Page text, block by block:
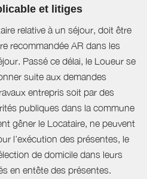
et litiges
relative à un séjour, doit être
recommandée AR dans les
Passé ce délai, le Loueur se
suite aux demandes
entrepris soit par des
publiques dans la commune
gêner le Locataire, ne peuvent
l’exécution des présentes, le
de domicile dans leurs
en entête des présentes.